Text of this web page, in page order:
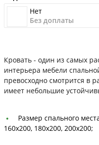
Нет
Без доплаты
Кровать - один из самых
интерьера мебели
превосходно смотрится в
имеет небольшие
Размер спального
160х200, 180х200, 200х200;